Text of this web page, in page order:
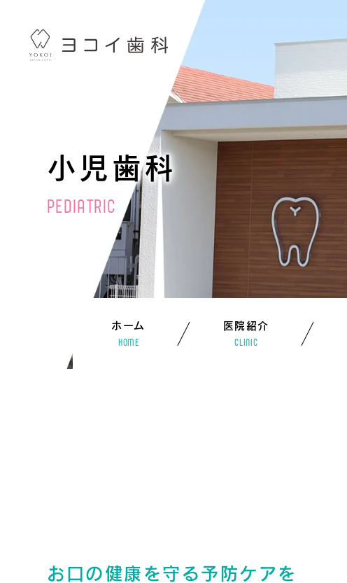
小児歯科
PEDIATRIC
ホーム
HOME
医院紹介
CLINIC
お口の健康を守る予防ケアを